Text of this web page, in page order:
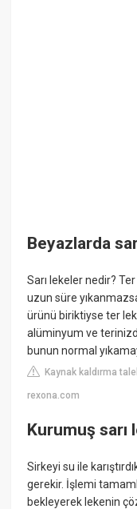
Beyazlarda
Sarı lekeler nedir? Ter
uzun süre
ürünü biriktiyse ter
alüminyum ve
bunun normal
Kaynak kaldırma
rexona.com
Kurumuş sarı
Sirkeyi su ile
gerekir. İşlemi
bekleyerek lekenin